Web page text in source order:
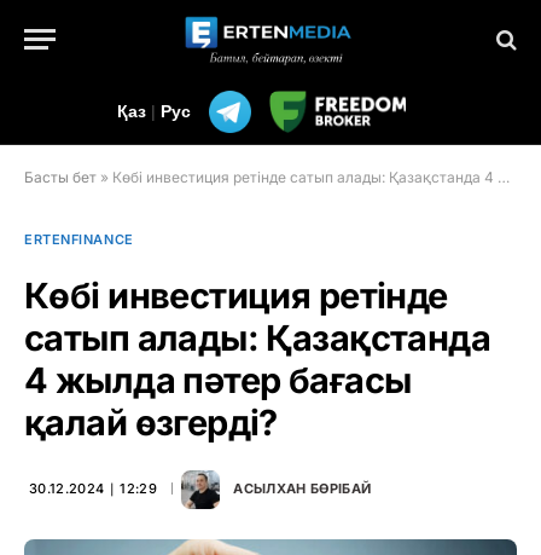
Қаз | Рус
Басты бет » Көбі инвестиция ретінде сатып алады: Қазақстанда 4 жылда пәтер бағасы қалай өзгерді?
ERTENFINANCE
Көбі инвестиция ретінде
сатып алады: Қазақстанда
4 жылда пәтер бағасы
қалай өзгерді?
30.12.2024 ∣ 12:29 АСЫЛХАН БӨРІБАЙ